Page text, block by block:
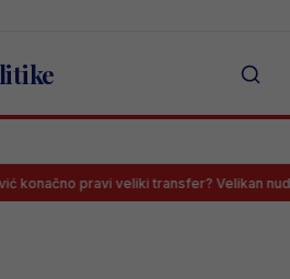
pravi veliki transfer? Velikan nudi spas bh.